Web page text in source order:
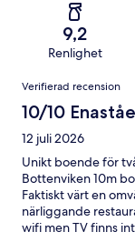
9,2
Renlighet
Recensioner
Verifierad recension
10/10
12 juli 2026
Unikt boende för
Bottenviken 10m
Faktiskt värt en
närliggande
wifi men TV finns